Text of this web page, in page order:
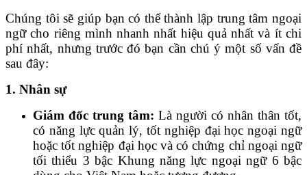
Chúng tôi sẽ giúp bạn có thể thành lập trung tâm ngoại
ngữ cho riêng mình nhanh nhất hiệu quả nhất và ít chi
phí nhất, nhưng trước đó bạn cần chú ý một số vấn đề
sau đây:
1. Nhân sự
Giám đốc trung tâm: Là người có nhân thân tốt,
có năng lực quản lý, tốt nghiệp đại học ngoại ngữ
hoặc tốt nghiệp đại học và có chứng chỉ ngoại ngữ
tối thiểu 3 bậc Khung năng lực ngoại ngữ 6 bậc